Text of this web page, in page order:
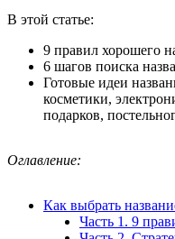
В этой статье:
9 правил хорошего
6 шагов поиска
Готовые идеи
косметики,
подарков,
Оглавление:
Как выбрать
Часть 1. 9